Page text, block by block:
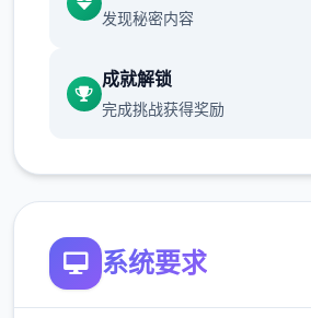
chuang戏，但目前体育仓库尚
保健室原本计划处于特决际机解
锁，但为法便进度报告版体将
发现秘密内容
成就解锁
完成挑战获得奖励
系统要求